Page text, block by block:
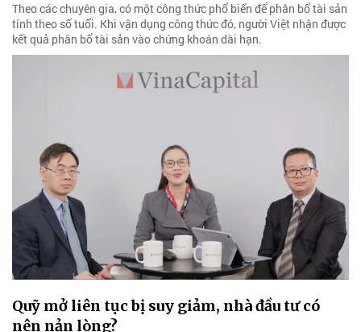
Theo các chuyên gia, có một công thức phổ biến để phân bổ tài sản
tính theo số tuổi. Khi vận dụng công thức đó, người Việt nhận được
kết quả phân bổ tài sản vào chứng khoán dài hạn.
Quỹ mở liên tục bị suy giảm, nhà đầu tư có
nên nản lòng?